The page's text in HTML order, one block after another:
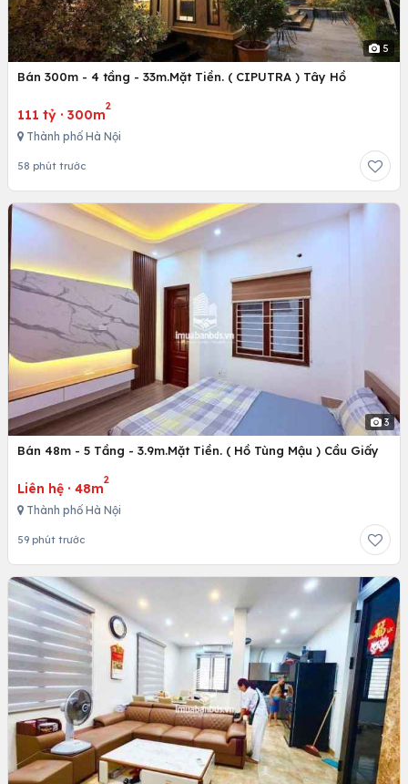
5
Bán 300m - 4 tầng - 33m.Mặt Tiền. ( CIPUTRA ) Tây Hồ
111 tỷ · 300m
2
Thành phố Hà Nội
58 phút trước
3
Bán 48m - 5 Tầng - 3.9m.Mặt Tiền. ( Hồ Tùng Mậu ) Cầu Giấy
Liên hệ · 48m
2
Thành phố Hà Nội
59 phút trước